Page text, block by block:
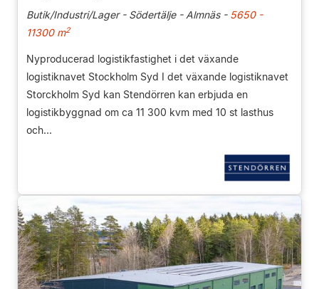
Butik/Industri/Lager - Södertälje - Almnäs -5650 -
11300 m2
Nyproducerad logistikfastighet i det växande
logistiknavet Stockholm Syd I det växande logistiknavet
Storckholm Syd kan Stendörren kan erbjuda en
logistikbyggnad om ca 11 300 kvm med 10 st lasthus
och...